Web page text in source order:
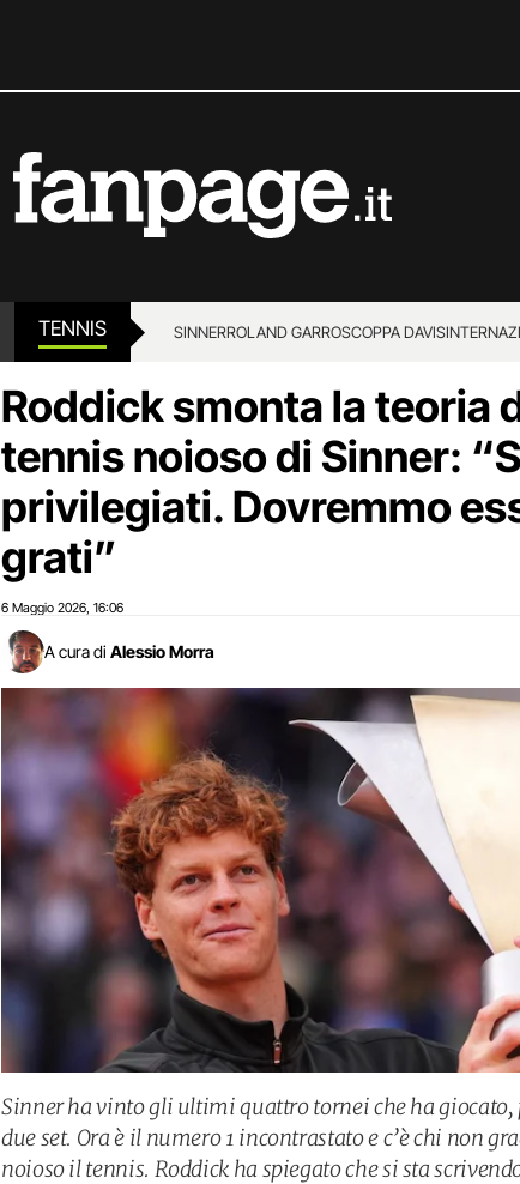
TENNIS SINNERROLAND GARROSCOPPA DAVIS
Roddick smonta la teoria
tennis noioso di Sinner:
privilegiati. Dovremmo
grati”
6 Maggio 2026 16:06
A cura di Alessio Morra
Sinner ha vinto gli ultimi quattro tornei che ha giocato,
due set. Ora è il numero 1 incontrastato e c’è chi non
noioso il tennis. Roddick ha spiegato che si sta